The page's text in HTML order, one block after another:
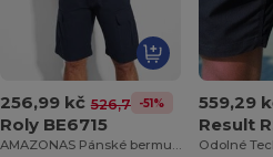
256,99 kč 526,70 kč
-51%
Roly BE6715
AMAZONAS Pánské bermudy
559,29
Result